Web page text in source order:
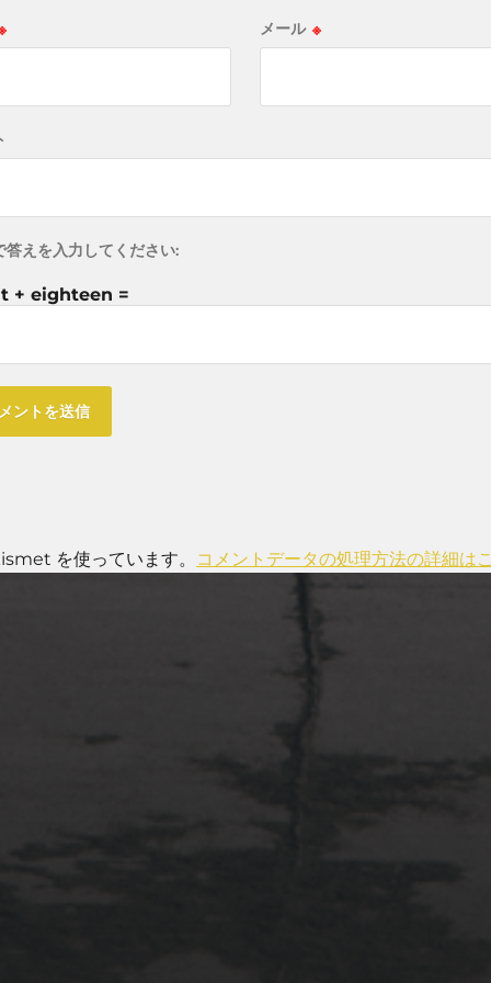
メール ※
答えを入力してください:
+ eighteen =
を使っています。 コメントデータの処理方法の詳細は